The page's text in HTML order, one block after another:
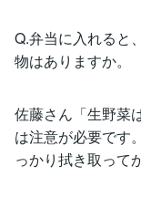
Q.弁当に入れると
物はありますか。
佐藤さん「生野菜
は注意が必要です
っかり拭き取って